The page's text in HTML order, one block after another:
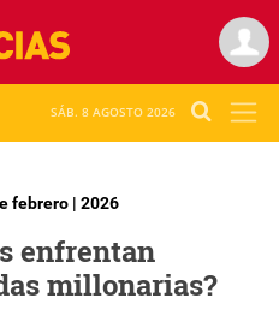
SÁB. 8 AGOSTO 2026
febrero | 2026
enfrentan
millonarias?